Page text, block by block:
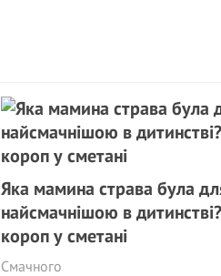
Яка мамина страва була
найсмачнішою в
короп у сметані
Смачного